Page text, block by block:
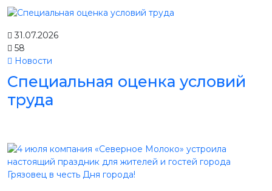
31.07.2026
58
Новости
Специальная оценка условий
труда